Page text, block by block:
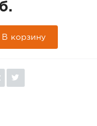
В корзину